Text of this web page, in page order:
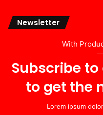
Newsletter
With
Subscribe
to get the
Lorem ipsum